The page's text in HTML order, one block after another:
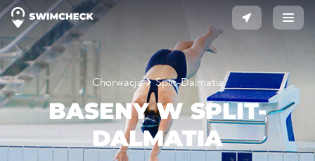
Chorwacja Split-Dalmatia
BASENY W SPLIT-
DALMATIA